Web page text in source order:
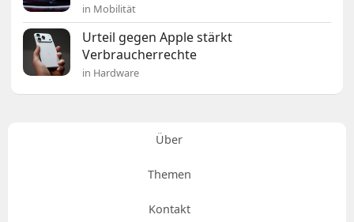
in Mobilität
Urteil gegen Apple stärkt
Verbraucherrechte
in Hardware
Über
Themen
Kontakt